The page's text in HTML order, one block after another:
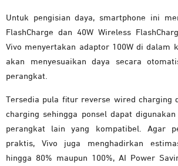
Untuk pengisian daya, smartphone ini
FlashCharge dan 40W Wireless
Vivo menyertakan adaptor 100W di dalam
akan menyesuaikan daya secara
perangkat.
Tersedia pula fitur reverse wired charging
charging sehingga ponsel dapat
perangkat lain yang kompatibel. Agar
praktis, Vivo juga menghadirkan
hingga 80% maupun 100%, AI Power